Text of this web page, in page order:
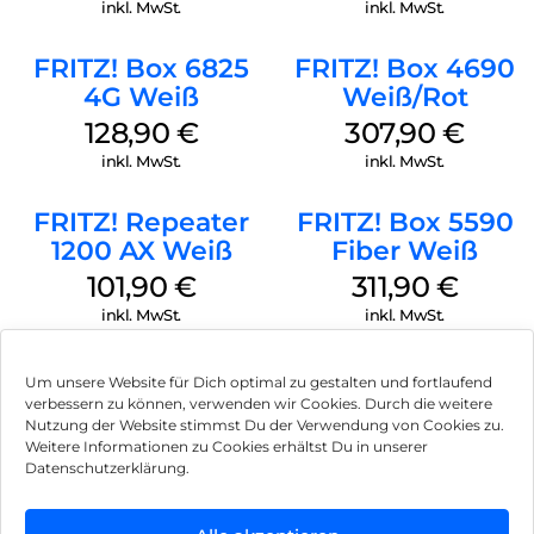
Um unsere Website für Dich optimal zu gestalten und fortlaufend
verbessern zu können, verwenden wir Cookies. Durch die weitere
Nutzung der Website stimmst Du der Verwendung von Cookies zu.
Weitere Informationen zu Cookies erhältst Du in unserer
Datenschutzerklärung.
inkl. MwSt. inkl. MwSt.
FRITZ! Box 6825
4G Weiß
128,90 €
inkl. MwSt.
FRITZ! Box 4690
Weiß/Rot
307,90€
inkl. MwSt.
FRITZ! Repeater
1200 AX Weiß
101,90 €
inkl. MwSt.
FRITZ! Box 5590
Fiber Weiß
311,90 €
inkl. MwSt.
Impressum